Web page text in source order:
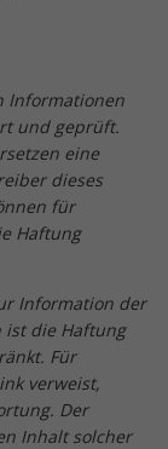
Informationen
und geprüft.
eine
dieses
für
Haftung
Information der
ist die Haftung
Für
verweist,
Der
Inhalt solcher